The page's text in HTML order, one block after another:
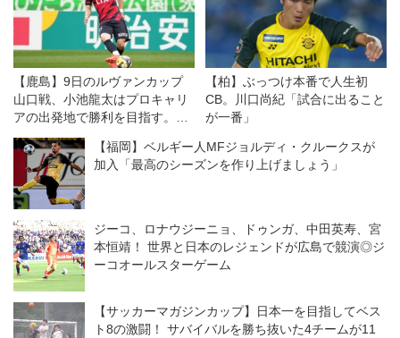
【鹿島】9日のルヴァンカップ
山口戦、小池龍太はプロキャリ
アの出発地で勝利を目指す。
「さらに強くなっていくための
大事な試合に」
【柏】ぶっつけ本番で人生初
CB。川口尚紀「試合に出ること
が一番」
【福岡】ベルギー人MFジョルディ・クルークスが
加入「最高のシーズンを作り上げましょう」
ジーコ、ロナウジーニョ、ドゥンガ、中田英寿、宮
本恒靖！ 世界と日本のレジェンドが広島で競演◎ジ
ーコオールスターゲーム
【サッカーマガジンカップ】日本一を目指してベス
ト8の激闘！ サバイバルを勝ち抜いた4チームが11